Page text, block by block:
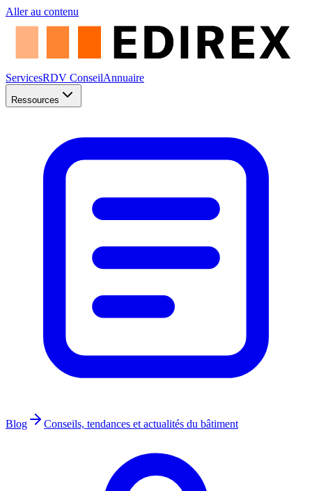
Aller au contenu
ServicesRDV ConseilAnnuaire
Ressources
Blog Conseils, tendances et actualités du bâtiment